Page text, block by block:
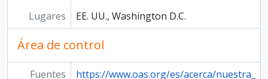
Lugares
EE. UU., Washington D.C.
Área de control
Fuentes https://www.oas.org/es/acerca/nuestra_